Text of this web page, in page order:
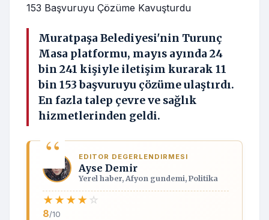
Muratpaşa Belediyesi'nin Turunç
Masa platformu, mayıs ayında 24
bin 241 kişiyle iletişim kurarak 11
bin 153 başvuruyu çözüme ulaştırdı.
En fazla talep çevre ve sağlık
hizmetlerinden geldi.
EDITOR DEGERLENDIRMESI
Ayse Demir
Yerel haber, Afyon gundemi, Politika
★★★★ ☆
8/10